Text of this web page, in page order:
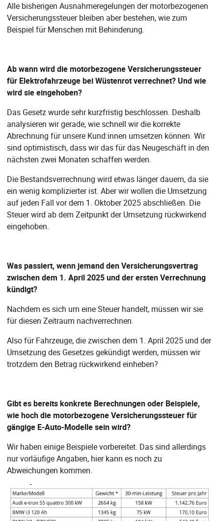
Alle bisherigen Ausnahmeregelungen der motorbezogenen
Versicherungssteuer bleiben aber bestehen, wie zum
Beispiel für Menschen mit Behinderung.
Ab wann wird die motorbezogene Versicherungssteuer
für Elektrofahrzeuge bei Wüstenrot verrechnet? Und wie
wird sie eingehoben?
Das Gesetz wurde sehr kurzfristig beschlossen. Deshalb
analysieren wir gerade, wie schnell wir die korrekte
Abrechnung für unsere Kund:innen umsetzen können. Wir
sind optimistisch, dass wir das für das Neugeschäft in den
nächsten zwei Monaten schaffen werden.
Die Bestandsverrechnung wird etwas länger dauern, da sie
ein wenig komplizierter ist. Aber wir wollen die Umsetzung
auf jeden Fall vor dem 1. Oktober 2025 abschließen. Die
Steuer wird ab dem Zeitpunkt der Umsetzung rückwirkend
eingehoben.
Was passiert, wenn jemand den Versicherungsvertrag
zwischen dem 1. April 2025 und der ersten Verrechnung
kündigt?
Nachdem es sich um eine Steuer handelt, müssen wir sie
für diesen Zeitraum nachverrechnen.
Also für Fahrzeuge, die zwischen dem 1. April 2025 und der
Umsetzung des Gesetzes gekündigt werden, müssen wir
trotzdem den Betrag rückwirkend einheben?
Gibt es bereits konkrete Berechnungen oder Beispiele,
wie hoch die motorbezogene Versicherungssteuer für
gängige E-Auto-Modelle sein wird?
Wir haben einige Beispiele vorbereitet. Das sind allerdings
nur vorläufige Angaben, hier kann es noch zu
Abweichungen kommen.